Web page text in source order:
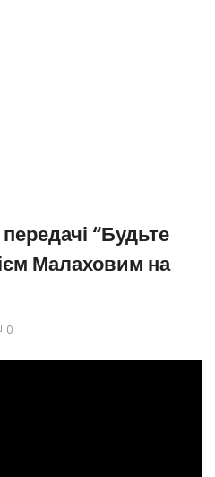
“Будьте
Малаховим на
0